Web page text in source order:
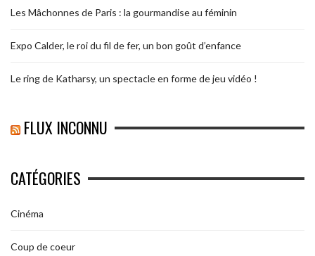
Les Mâchonnes de Paris : la gourmandise au féminin
Expo Calder, le roi du fil de fer, un bon goût d’enfance
Le ring de Katharsy, un spectacle en forme de jeu vidéo !
FLUX INCONNU
CATÉGORIES
Cinéma
Coup de coeur